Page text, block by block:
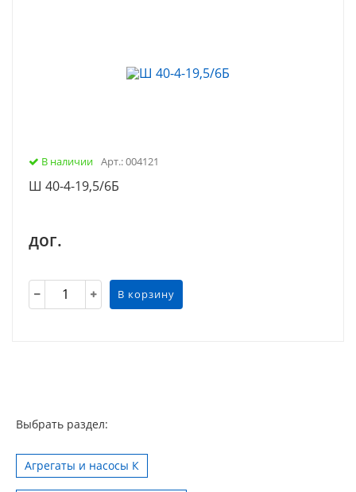
В наличии Арт.: 004121
Ш 40-4-19,5/6Б
дог.
В корзину
Выбрать раздел:
Агрегаты и насосы К